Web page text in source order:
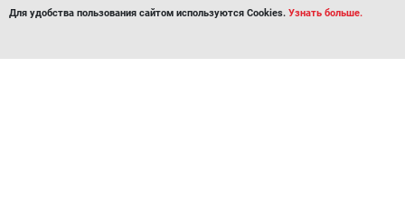
Для удобства пользования сайтом используются Cookies. Узнать больше.